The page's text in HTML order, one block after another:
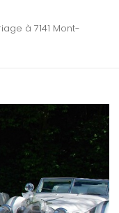
à 7141 Mont-